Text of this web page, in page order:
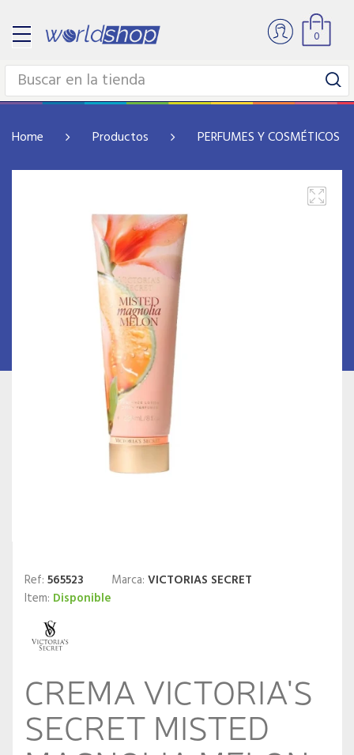
0
Home Productos PERFUMES Y COSMÉTICOS
Ref: 565523 Marca: VICTORIAS SECRET
Item: Disponible
CREMA VICTORIA'S
SECRET MISTED